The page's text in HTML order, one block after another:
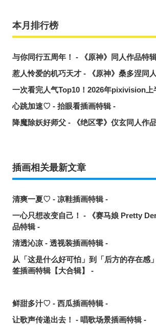
本月排行榜
与你同行五周年！ - 《原神》同人作品特
惹人怜爱的机巧天才 - 《原神》桑多涅同
一次看完人气Top10！2026年pixivision上
心跳加速♡ - 抬眼看插画特辑 -
降魔除妖好师父 - 《绝区零》仪玄同人作
插画相关最新文章
清爽一夏♡ - 凉鞋插画特辑 -
一心只想改变自己！ - 《赛马娘 Pretty
品特辑 -
清透沁凉 - 透视装插画特辑 -
从「这是什么好可怕」到「后方的存在感
签插画特辑【大合辑】 -
鲜甜多汁♡ - 西瓜插画特辑 -
让歌声传递出去！ - 唱歌场景插画特辑 -